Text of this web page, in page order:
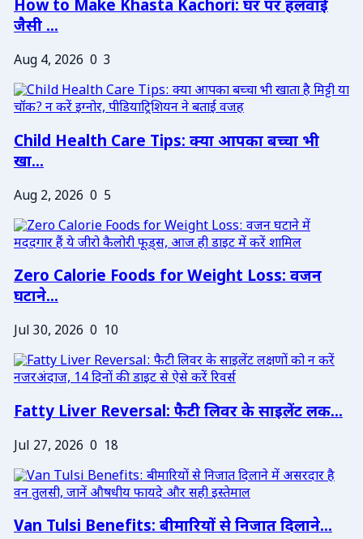
How to Make Khasta Kachori: घर पर हलवाई
जैसी ...
Aug 4, 2026 0 3
Child Health Care Tips: क्या आपका बच्चा भी
खा...
Aug 2, 2026 0 5
Zero Calorie Foods for Weight Loss: वजन
घटाने...
Jul 30, 2026 0 10
Fatty Liver Reversal: फैटी लिवर के साइलेंट लक...
Jul 27, 2026 0 18
Van Tulsi Benefits: बीमारियों से निजात दिलाने...